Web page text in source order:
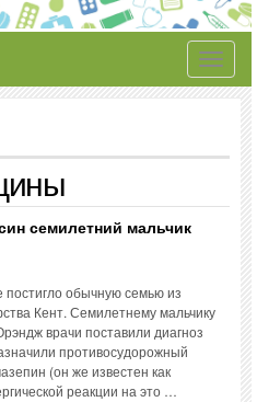
Toggle
семилетний мальчик
постигло обычную семью из
Кент. Семилетнему мальчику
врачи поставили диагноз
противосудорожный
(он же известен как
реакции на это …